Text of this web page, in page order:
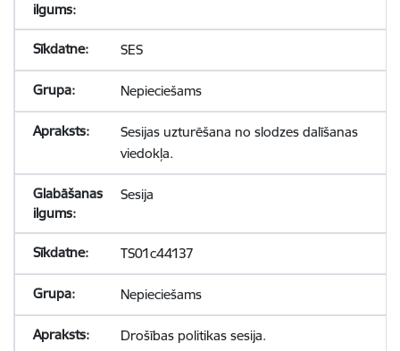
SES
Nepieciešams
Sesijas uzturēšana no slodzes dalīšanas
viedokļa.
Sesija
TS01c44137
Nepieciešams
Drošības politikas sesija.